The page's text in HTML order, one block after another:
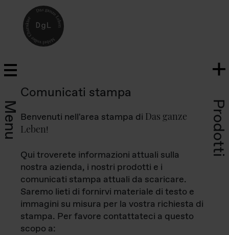
Menu Prodotti
Comunicati stampa
Benvenuti nell'area stampa di Das ganze
Leben!
Qui troverete informazioni attuali sulla
nostra azienda, i nostri prodotti e i
comunicati stampa attuali da scaricare.
Saremo lieti di fornirvi materiale di testo e
immagini su misura per la vostra richiesta di
stampa. Per favore contattateci a questo
scopo a: